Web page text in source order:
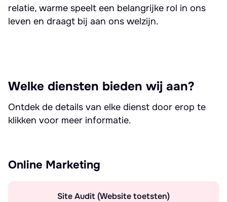
relatie, warme speelt een belangrijke rol in ons
leven en draagt bij aan ons welzijn.
Welke diensten bieden wij aan?
Ontdek de details van elke dienst door erop te
klikken voor meer informatie.
Online Marketing
Site Audit (Website toetsten)